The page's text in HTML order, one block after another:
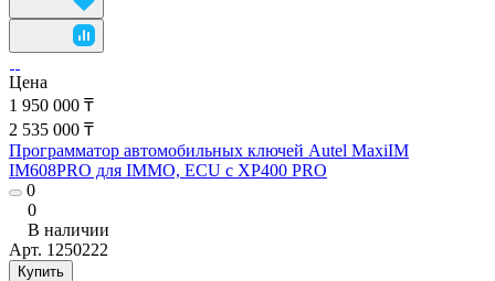
Цена
1 950 000 ₸
2 535 000 ₸
Программатор автомобильных ключей Autel MaxiIM
IM608PRO для IMMO, ECU с XP400 PRO
0
0
В наличии
Арт. 1250222
Купить